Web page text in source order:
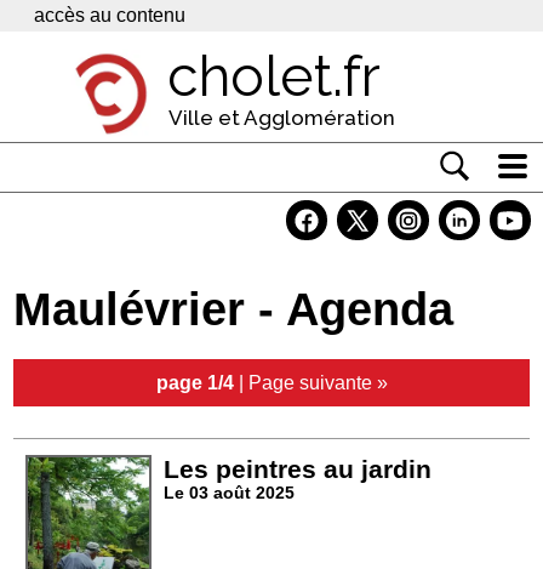
Panneau de gestion des cookies
accès au contenu
cholet.fr
Ville et Agglomération
Economie
Services
Maulévrier - Agenda
page 1/4| Page suivante »
Les peintres au jardin
Le 03 août 2025